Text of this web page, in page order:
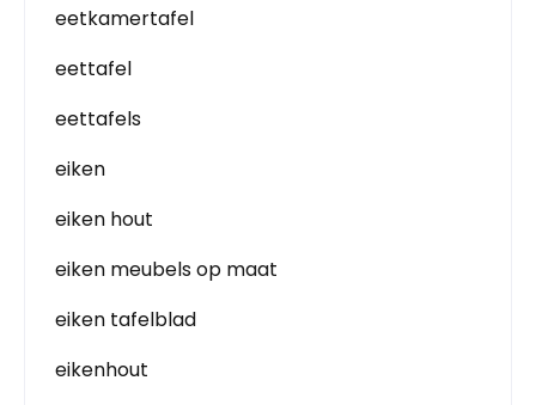
eetkamertafel
eettafel
eettafels
eiken
eiken hout
eiken meubels op maat
eiken tafelblad
eikenhout